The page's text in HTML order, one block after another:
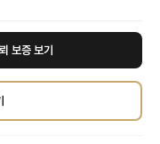
보증 보기